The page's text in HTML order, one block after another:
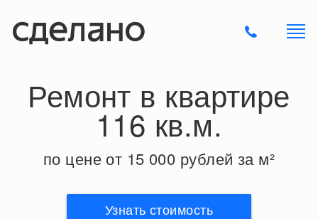
Ремонт в квартире
116 кв.м.
по цене от 15 000 рублей за м²
Узнать стоимость